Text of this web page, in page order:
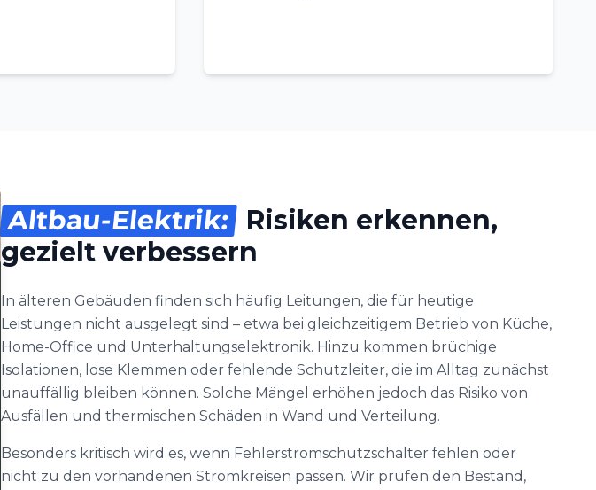
Altbau-Elektrik: Risiken erkennen,
gezielt verbessern
In älteren Gebäuden finden sich häufig Leitungen, die für heutige
Leistungen nicht ausgelegt sind – etwa bei gleichzeitigem Betrieb von Küche,
Home-Office und Unterhaltungselektronik. Hinzu kommen brüchige
Isolationen, lose Klemmen oder fehlende Schutzleiter, die im Alltag zunächst
unauffällig bleiben können. Solche Mängel erhöhen jedoch das Risiko von
Ausfällen und thermischen Schäden in Wand und Verteilung.
Besonders kritisch wird es, wenn Fehlerstromschutzschalter fehlen oder
nicht zu den vorhandenen Stromkreisen passen. Wir prüfen den Bestand,